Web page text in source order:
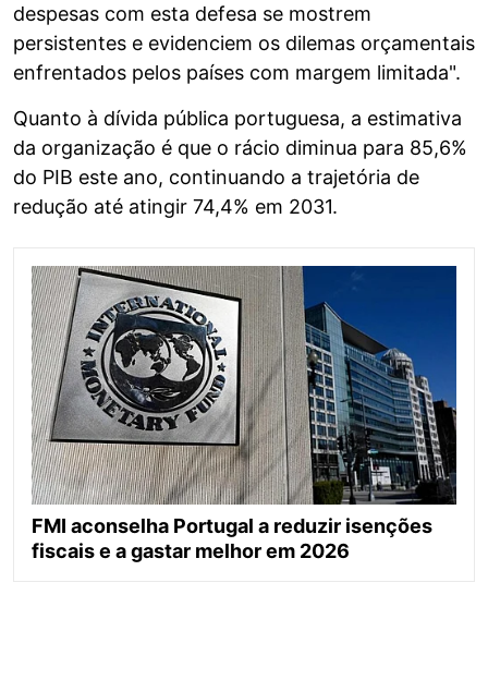
despesas com esta defesa se mostrem
persistentes e evidenciem os dilemas orçamentais
enfrentados pelos países com margem limitada".
Quanto à dívida pública portuguesa, a estimativa
da organização é que o rácio diminua para 85,6%
do PIB este ano, continuando a trajetória de
redução até atingir 74,4% em 2031.
FMI aconselha Portugal a reduzir isenções
fiscais e a gastar melhor em 2026